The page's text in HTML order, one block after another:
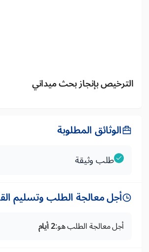
الترخيص بإنجاز بحث ميداني
الوثائق المطلوبة
طلب وثيقة
أجل معالجة الطلب وتسليم
أجل معالجة الطلب هو:2 أيام